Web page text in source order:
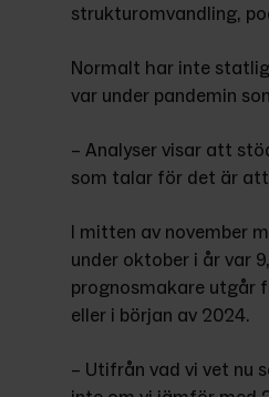
strukturomvandling,
Normalt har inte
var under pandemin
– Analyser visar att
som talar för det är att
I mitten av november
under oktober i år var
prognosmakare utgår
eller i början av 2024.
– Utifrån vad vi vet nu